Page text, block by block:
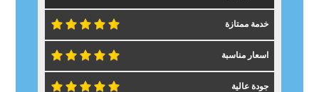
خدمة ممتازة
اسعار مناسبة
جودة عالية